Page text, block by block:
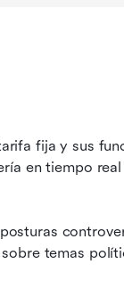
fija y sus
en tiempo
temas